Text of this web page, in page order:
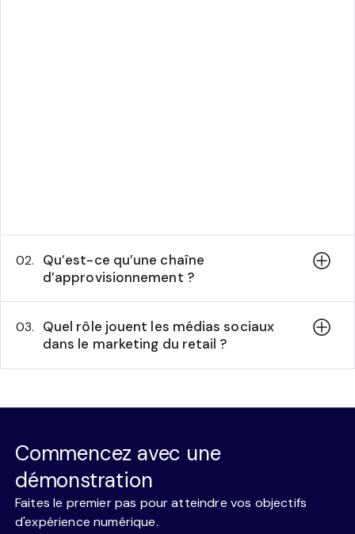
02.
Qu’est-ce qu’une chaîne
d’approvisionnement ?
03.
Quel rôle jouent les médias sociaux
dans le marketing du retail ?
Commencez avec une
démonstration
Faites le premier pas pour atteindre vos objectifs
d'expérience numérique.